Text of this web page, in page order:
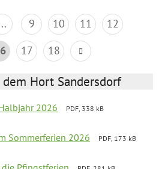
9 10 11
12
17 18
Hort Sandersdorf
2026
PDF, 338 kB
Sommerferien 2026
PDF, 173 kB